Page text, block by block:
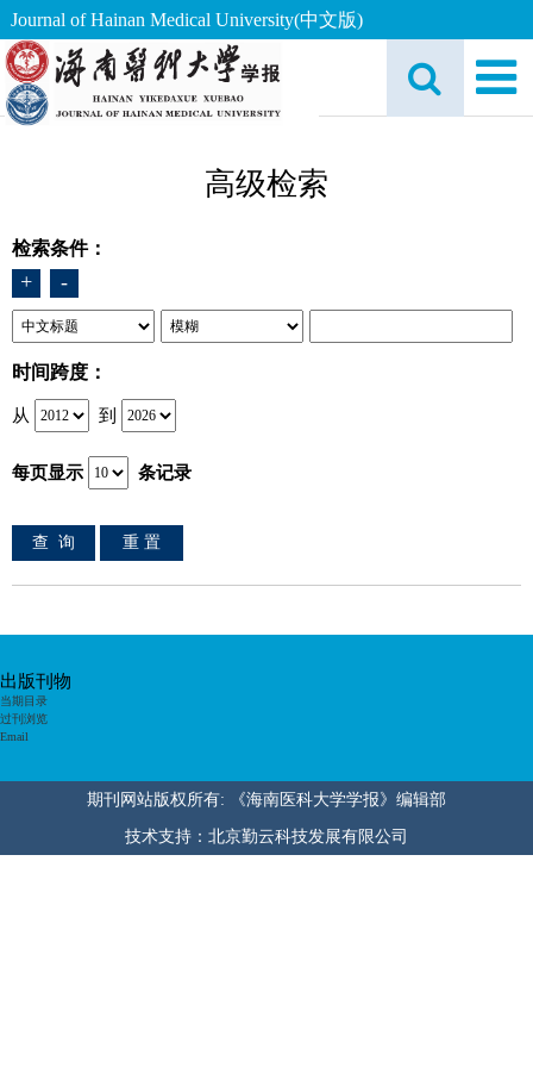
Journal of Hainan Medical University(中文版)
高级检索
检索条件：
+ -
时间跨度：
从 到
每页显示 条记录
出版刊物
当期目录
过刊浏览
Email
期刊网站版权所有: 《海南医科大学学报》编辑部
技术支持：北京勤云科技发展有限公司